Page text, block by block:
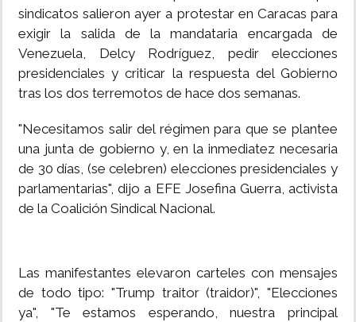
sindicatos salieron ayer a protestar en Caracas para
exigir la salida de la mandataria encargada de
Venezuela, Delcy Rodríguez, pedir elecciones
presidenciales y criticar la respuesta del Gobierno
tras los dos terremotos de hace dos semanas.
"Necesitamos salir del régimen para que se plantee
una junta de gobierno y, en la inmediatez necesaria
de 30 días, (se celebren) elecciones presidenciales y
parlamentarias", dijo a EFE Josefina Guerra, activista
de la Coalición Sindical Nacional.
Las manifestantes elevaron carteles con mensajes
de todo tipo: "Trump traitor (traidor)", "Elecciones
ya", "Te estamos esperando, nuestra principal